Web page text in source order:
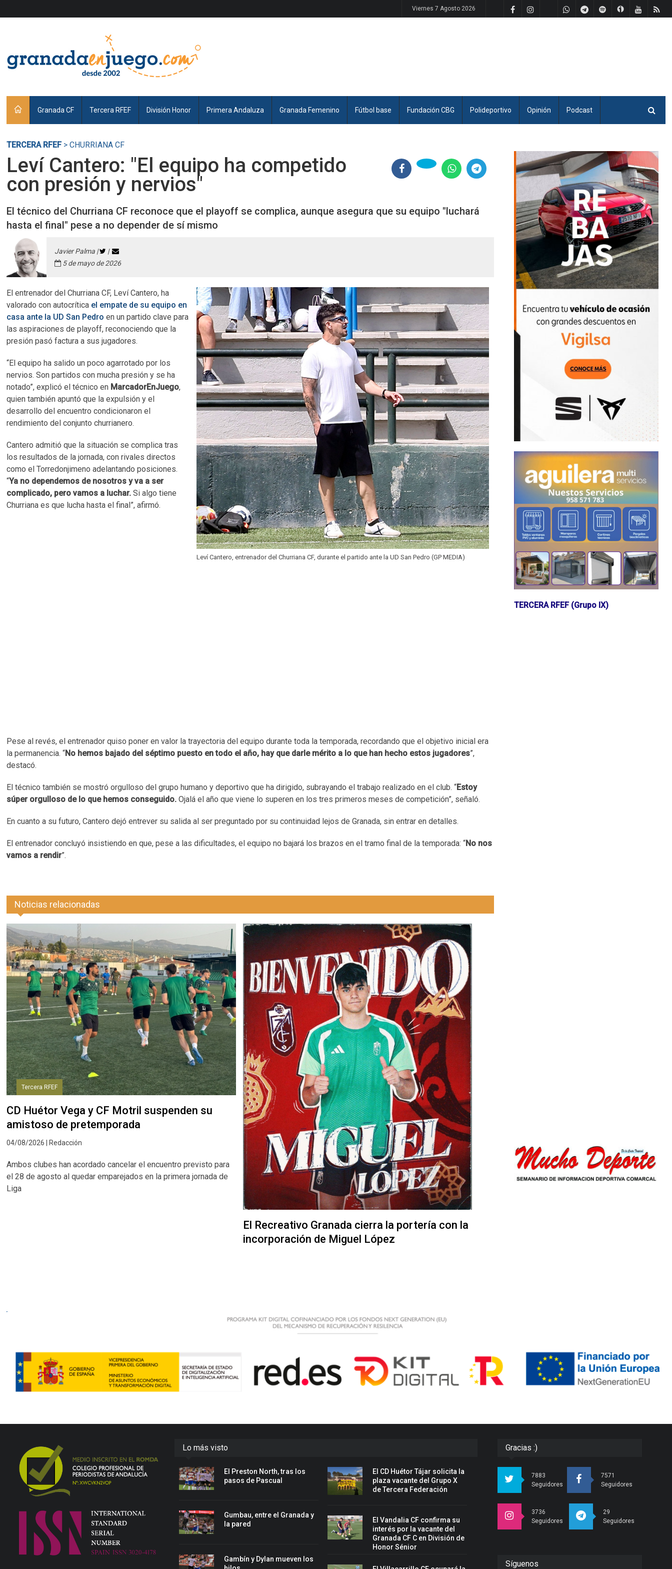
Viernes 7 Agosto 2026
Granada CF Tercera RFEF División Honor Primera Andaluza Granada Femenino Fútbol base Fundación CBG Polideportivo Opinión Podcast
TERCERA RFEF> CHURRIANA CF
Leví Cantero: "El equipo ha competido
con presión y nervios"
El técnico del Churriana CF reconoce que el playoff se complica, aunque asegura que su equipo "luchará
hasta el final" pese a no depender de sí mismo
Javier Palma |
|
5 de mayo de 2026
Leví Cantero, entrenador del Churriana CF, durante el partido ante la UD San Pedro (GP MEDIA)
El entrenador del Churriana CF, Leví Cantero, ha
valorado con autocrítica el empate de su equipo en
casa ante la UD San Pedro en un partido clave para
las aspiraciones de playoff, reconociendo que la
presión pasó factura a sus jugadores.
“El equipo ha salido un poco agarrotado por los
nervios. Son partidos con mucha presión y se ha
notado”, explicó el técnico en MarcadorEnJuego,
quien también apuntó que la expulsión y el
desarrollo del encuentro condicionaron el
rendimiento del conjunto churrianero.
Cantero admitió que la situación se complica tras
los resultados de la jornada, con rivales directos
como el Torredonjimeno adelantando posiciones.
“Ya no dependemos de nosotros y va a ser
complicado, pero vamos a luchar.Si algo tiene
Churriana es que lucha hasta el final”, afirmó.
Pese al revés, el entrenador quiso poner en valor la trayectoria del equipo durante toda la temporada, recordando que el objetivo inicial era
la permanencia. “No hemos bajado del séptimo puesto en todo el año, hay que darle mérito a lo que han hecho estos jugadores”,
destacó.
El técnico también se mostró orgulloso del grupo humano y deportivo que ha dirigido, subrayando el trabajo realizado en el club. “Estoy
súper orgulloso de lo que hemos conseguido. Ojalá el año que viene lo superen en los tres primeros meses de competición”, señaló.
En cuanto a su futuro, Cantero dejó entrever su salida al ser preguntado por su continuidad lejos de Granada, sin entrar en detalles.
El entrenador concluyó insistiendo en que, pese a las dificultades, el equipo no bajará los brazos en el tramo final de la temporada: “No nos
vamos a rendir”.
Noticias relacionadas
Tercera RFEF
CD Huétor Vega y CF Motril suspenden su
amistoso de pretemporada
04/08/2026 | Redacción
Ambos clubes han acordado cancelar el encuentro previsto para
el 28 de agosto al quedar emparejados en la primera jornada de
Liga
El Recreativo Granada cierra la portería con la
incorporación de Miguel López
TERCERA RFEF (Grupo IX)
Lo más visto
El Preston North, tras los
pasos de Pascual
Gumbau, entre el Granada y
la pared
Gambín y Dylan mueven los
El CD Huétor Tájar solicita la
plaza vacante del Grupo X
de Tercera Federación
El Vandalia CF confirma su
interés por la vacante del
Granada CF C en División de
Honor Sénior
Gracias :)
7883
Seguidores
7571
Seguidores
3736
Seguidores
29
Seguidores
Síguenos